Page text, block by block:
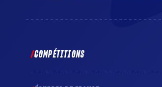
COMPÉTITIONS